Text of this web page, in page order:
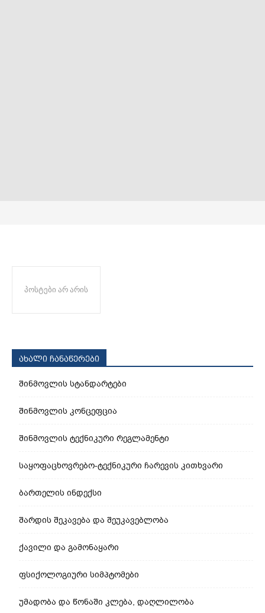
პოსტები არ არის
ახალი ჩანაწერები
შინმოვლის სტანდარტები
შინმოვლის კონცეფცია
შინმოვლის ტექნიკური რეგლამენტი
საყოფაცხოვრებო-ტექნიკური ჩარევის კითხვარი
ბართელის ინდექსი
შარდის შეკავება და შეუკავებლობა
ქავილი და გამონაყარი
ფსიქოლოგიური სიმპტომები
უმადობა და წონაში კლება, დაღლილობა